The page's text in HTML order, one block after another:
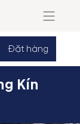
Đặt hàng
Kín